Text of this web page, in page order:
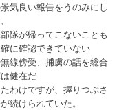
気良い報告をうのみにし
隊が帰ってこないことも
に確認できていない
線傍受、捕虜の話を総合
健在だ
わけですが、握りつぶさ
続けられていた。